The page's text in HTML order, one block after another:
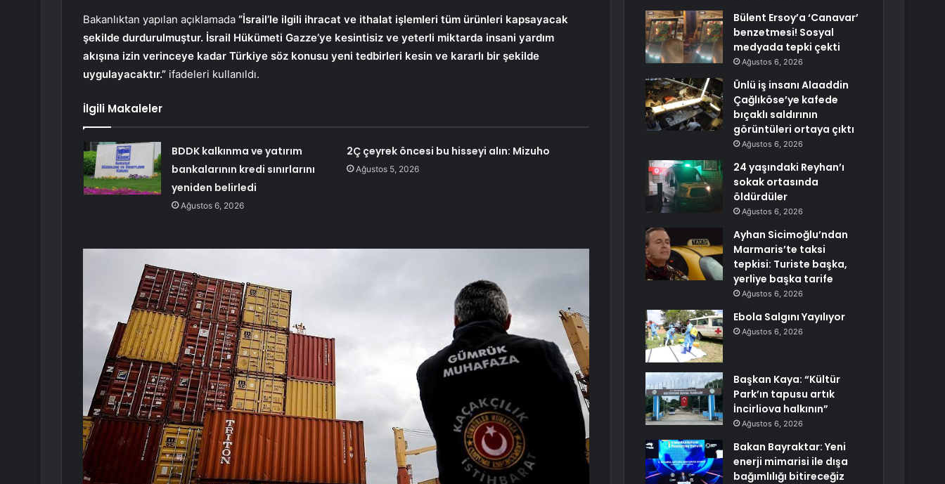
Bakanlıktan yapılan açıklamada “İsrail’le ilgili ihracat ve ithalat işlemleri tüm ürünleri kapsayacak
şekilde durdurulmuştur. İsrail Hükümeti Gazze’ye kesintisiz ve yeterli miktarda insani yardım
akışına izin verinceye kadar Türkiye söz konusu yeni tedbirleri kesin ve kararlı bir şekilde
uygulayacaktır.” ifadeleri kullanıldı.
İlgili Makaleler
BDDK kalkınma ve yatırım
bankalarının kredi sınırlarını
yeniden belirledi
Ağustos 6, 2026
2Ç çeyrek öncesi bu hisseyi alın: Mizuho
Ağustos 5, 2026
Bülent Ersoy’a ‘Canavar’
benzetmesi! Sosyal
medyada tepki çekti
Ağustos 6, 2026
Ünlü iş insanı Alaaddin
Çağlıköse’ye kafede
bıçaklı saldırının
görüntüleri ortaya çıktı
Ağustos 6, 2026
24 yaşındaki Reyhan’ı
sokak ortasında
öldürdüler
Ağustos 6, 2026
Ayhan Sicimoğlu’ndan
Marmaris’te taksi
tepkisi: Turiste başka,
yerliye başka tarife
Ağustos 6, 2026
Ebola Salgını Yayılıyor
Ağustos 6, 2026
Başkan Kaya: “Kültür
Park’ın tapusu artık
İncirliova halkının”
Ağustos 6, 2026
Bakan Bayraktar: Yeni
enerji mimarisi ile dışa
bağımlılığı bitireceğiz